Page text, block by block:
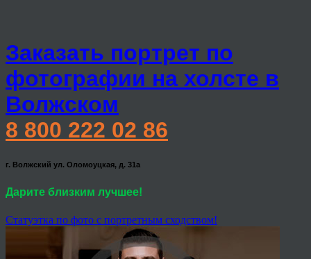
Заказать портрет по
фотографии на холсте в
Волжском
8 800 222 02 86
г. Волжский ул. Оломоуцкая, д. 31а
Дарите близким лучшее!
Статуэтка по фото с портретным сходством!